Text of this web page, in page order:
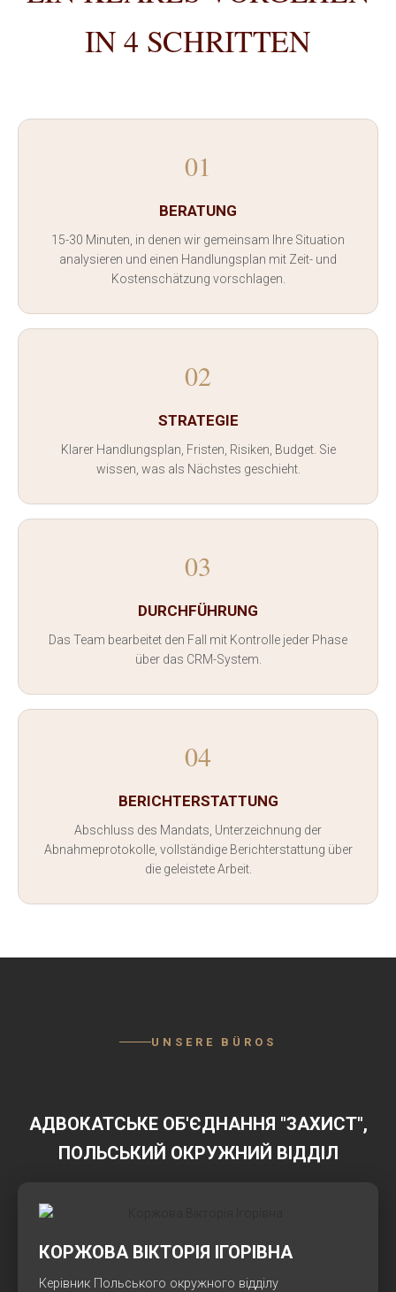
IN 4 SCHRITTEN
01
BERATUNG
15-30 Minuten, in denen wir gemeinsam Ihre Situation
analysieren und einen Handlungsplan mit Zeit- und
Kostenschätzung vorschlagen.
02
STRATEGIE
Klarer Handlungsplan, Fristen, Risiken, Budget. Sie
wissen, was als Nächstes geschieht.
03
DURCHFÜHRUNG
Das Team bearbeitet den Fall mit Kontrolle jeder Phase
über das CRM-System.
04
BERICHTERSTATTUNG
Abschluss des Mandats, Unterzeichnung der
Abnahmeprotokolle, vollständige Berichterstattung über
die geleistete Arbeit.
UNSERE BÜROS
АДВОКАТСЬКЕ ОБ'ЄДНАННЯ "ЗАХИСТ",
ПОЛЬСЬКИЙ ОКРУЖНИЙ ВІДДІЛ
КОРЖОВА ВІКТОРІЯ ІГОРІВНА
Керівник Польського окружного відділу